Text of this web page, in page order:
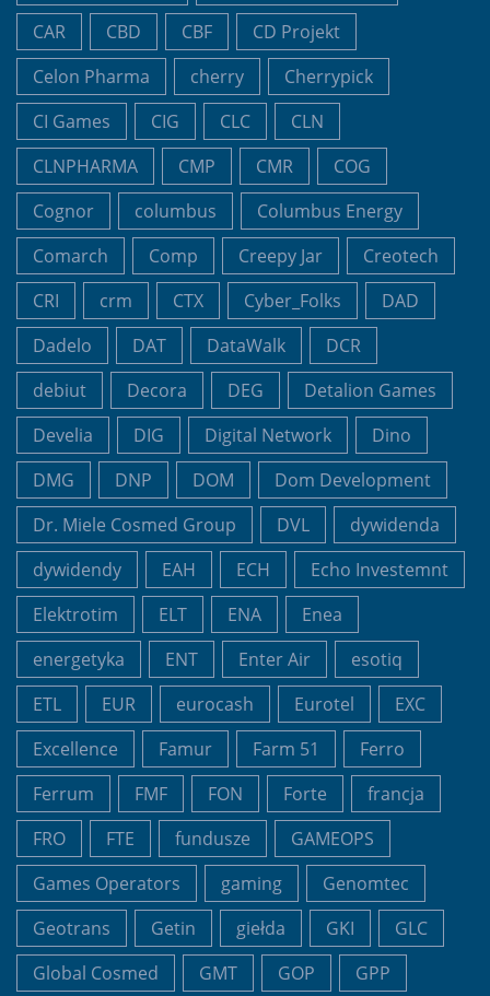
CAR
CBD CBF
CD Projekt
Celon Pharma
cherry
Cherrypick
CI Games
CIG CLC
CLN
CLNPHARMA
CMP CMR
COG
Cognor
columbus
Columbus Energy
Comarch
Comp Creepy Jar
Creotech
CRI
crm CTX Cyber_Folks
DAD
Dadelo
DAT DataWalk
DCR
debiut
Decora DEG
Detalion Games
Develia
DIG Digital Network
Dino
DMG
DNP DOM
Dom Development
Dr. Miele Cosmed Group
DVL
dywidenda
dywidendy
EAH ECH
Echo Investemnt
Elektrotim
ELT ENA
Enea
energetyka
ENT Enter Air
esotiq
ETL
EUR eurocash Eurotel
EXC
Excellence
Famur Farm 51
Ferro
Ferrum
FMF FON Forte
francja
FRO
FTE fundusze
GAMEOPS
Games Operators
gaming
Genomtec
Geotrans
Getin giełda GKI
GLC
Global Cosmed
GMT GOP GPP